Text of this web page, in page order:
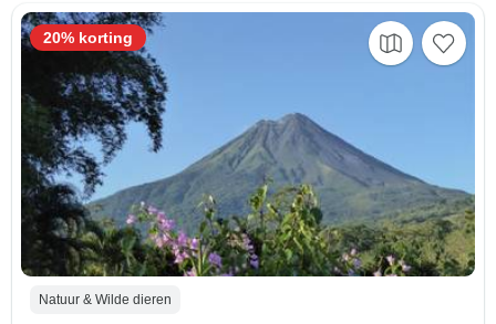
Natuur & Wilde dieren
20% korting